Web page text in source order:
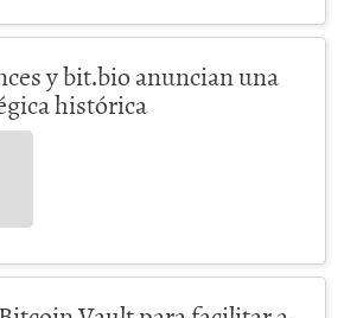
y bit.bio anuncian una
histórica